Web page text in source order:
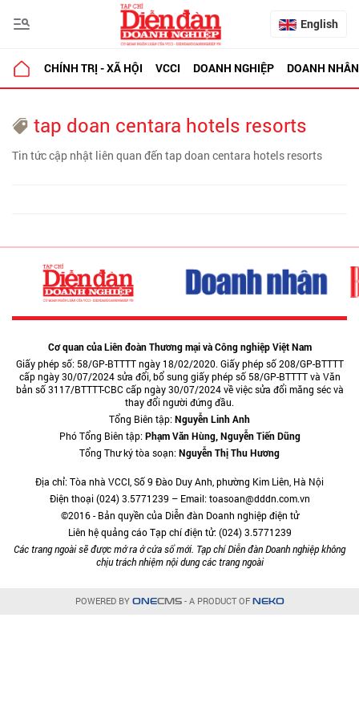
English
CHÍNH TRỊ - XÃ HỘI VCCI DOANH NGHIỆP DOANH NHÂN
tap doan centara hotels resorts
Tin tức cập nhật liên quan đến tap doan centara hotels resorts
Cơ quan của Liên đoàn Thương mại và Công nghiệp Việt Nam
Giấy phép số: 58/GP-BTTTT ngày 18/02/2020. Giấy phép số 208/GP-BTTTT
cấp ngày 30/07/2024 sửa đổi, bổ sung giấy phép số 58/GP-BTTTT và Văn
bản số 3117/BTTTT-CBC cấp ngày 30/07/2024 về việc sửa đổi măng séc và
thay đổi người đứng đầu.
Tổng Biên tập:Nguyễn Linh Anh
Phó Tổng Biên tập:Phạm Văn Hùng, Nguyễn Tiến Dũng
Tổng Thư ký tòa soạn:Nguyễn Thị Thu Hương
Địa chỉ: Tòa nhà VCCI, Số 9 Đào Duy Anh, phường Kim Liên, Hà Nội
Điện thoại (024) 3.5771239 – Email: toasoan@dddn.com.vn
©2016 - Bản quyền của Diễn đàn Doanh nghiệp điện tử
Liên hệ quảng cáo Tạp chí điện tử: (024) 3.5771239
Các trang ngoài sẽ được mở ra ở cửa sổ mới. Tạp chí Diễn đàn Doanh nghiệp không
chịu trách nhiệm nội dung các trang ngoài
POWERED BY ONECMS- A PRODUCT OF NEKO